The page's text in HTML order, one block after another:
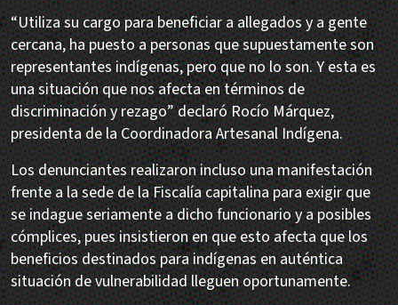
“Utiliza su cargo para beneficiar a allegados y a gente
cercana, ha puesto a personas que supuestamente son
representantes indígenas, pero que no lo son. Y esta es
una situación que nos afecta en términos de
discriminación y rezago” declaró Rocío Márquez,
presidenta de la Coordinadora Artesanal Indígena.
Los denunciantes realizaron incluso una manifestación
frente a la sede de la Fiscalía capitalina para exigir que
se indague seriamente a dicho funcionario y a posibles
cómplices, pues insistieron en que esto afecta que los
beneficios destinados para indígenas en auténtica
situación de vulnerabilidad lleguen oportunamente.